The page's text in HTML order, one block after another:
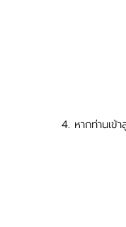
4. หากท่านเข้